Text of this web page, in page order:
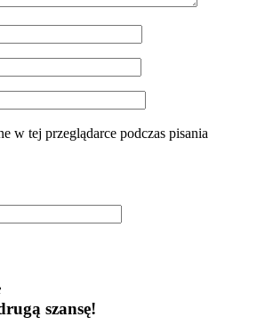
w tej przeglądarce podczas pisania
szansę!